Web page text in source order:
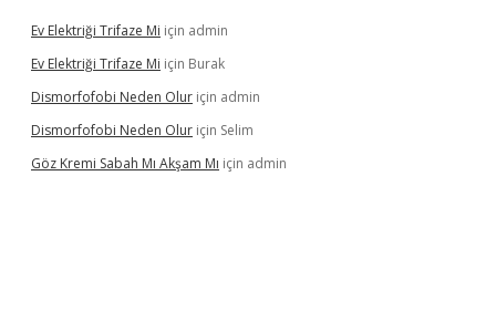
Ev Elektriği Trifaze Mi için admin
Ev Elektriği Trifaze Mi için Burak
Dismorfofobi Neden Olur için admin
Dismorfofobi Neden Olur için Selim
Göz Kremi Sabah Mı Akşam Mı için admin